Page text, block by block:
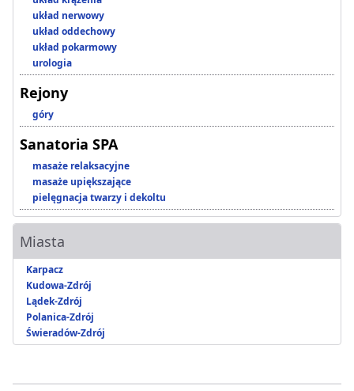
układ nerwowy
układ oddechowy
układ pokarmowy
urologia
Rejony
góry
Sanatoria SPA
masaże relaksacyjne
masaże upiększające
pielęgnacja twarzy i dekoltu
Miasta
Karpacz
Kudowa-Zdrój
Lądek-Zdrój
Polanica-Zdrój
Świeradów-Zdrój